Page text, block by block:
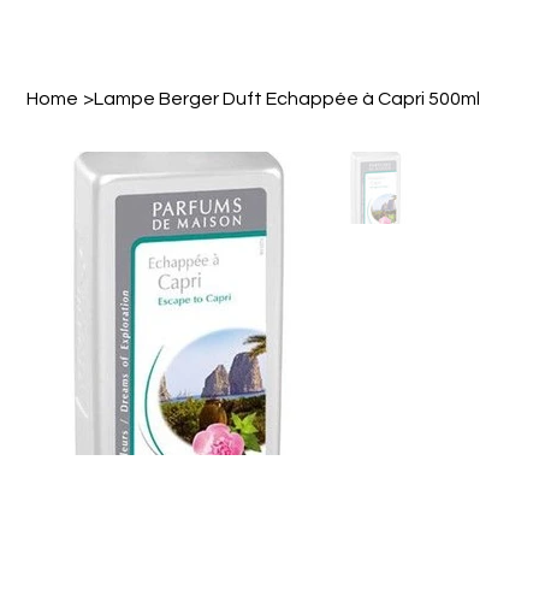
Home >Lampe Berger Duft Echappée à Capri 500ml